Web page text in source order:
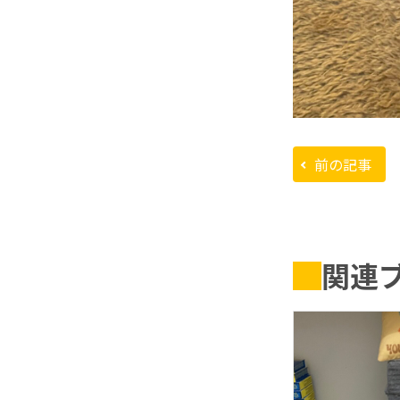
前の記事
関連